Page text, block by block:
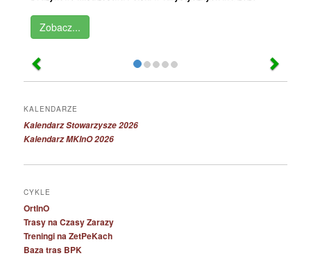
Zobacz...
KALENDARZE
Kalendarz Stowarzysze 2026
Kalendarz MKInO 2026
CYKLE
OrtInO
Trasy na Czasy Zarazy
Treningi na ZetPeKach
Baza tras BPK